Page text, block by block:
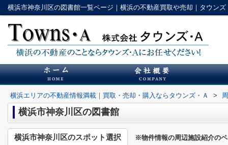
横浜市神奈川区の図書館一覧ページ｜横浜の不動産買取や売却｜タウンズ
横浜エリアの不動産情報満載｜買取・売却・購入ならタウンズ・Ａ >
横浜市神奈川区の図書館
※物件情報の周辺施設紹介の
横浜市神奈川区のスポット選択